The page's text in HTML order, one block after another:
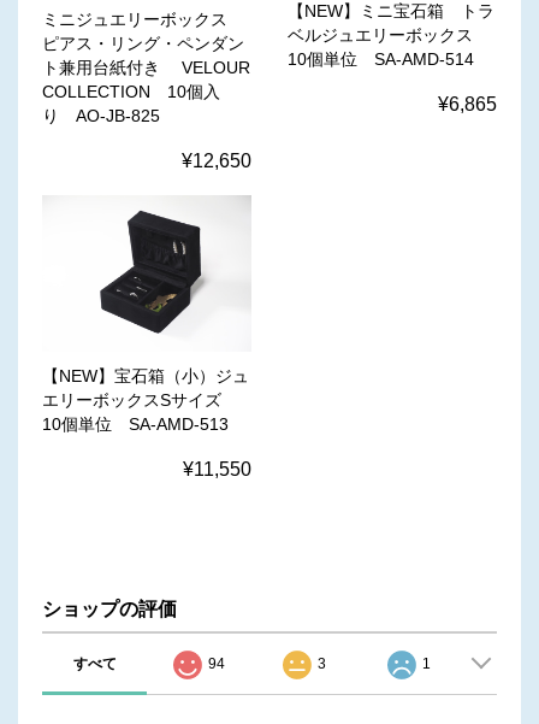
ミニジュエリーボックス
ピアス・リング・ペンダン
ト兼用台紙付き VELOUR
COLLECTION 10個入
り AO-JB-825
¥12,650
【NEW】ミニ宝石箱 トラ
ベルジュエリーボックス
10個単位 SA-AMD-514
¥6,865
【NEW】宝石箱（小）ジュ
エリーボックスSサイズ
10個単位 SA-AMD-513
¥11,550
ショップの評価
すべて 94 3 1